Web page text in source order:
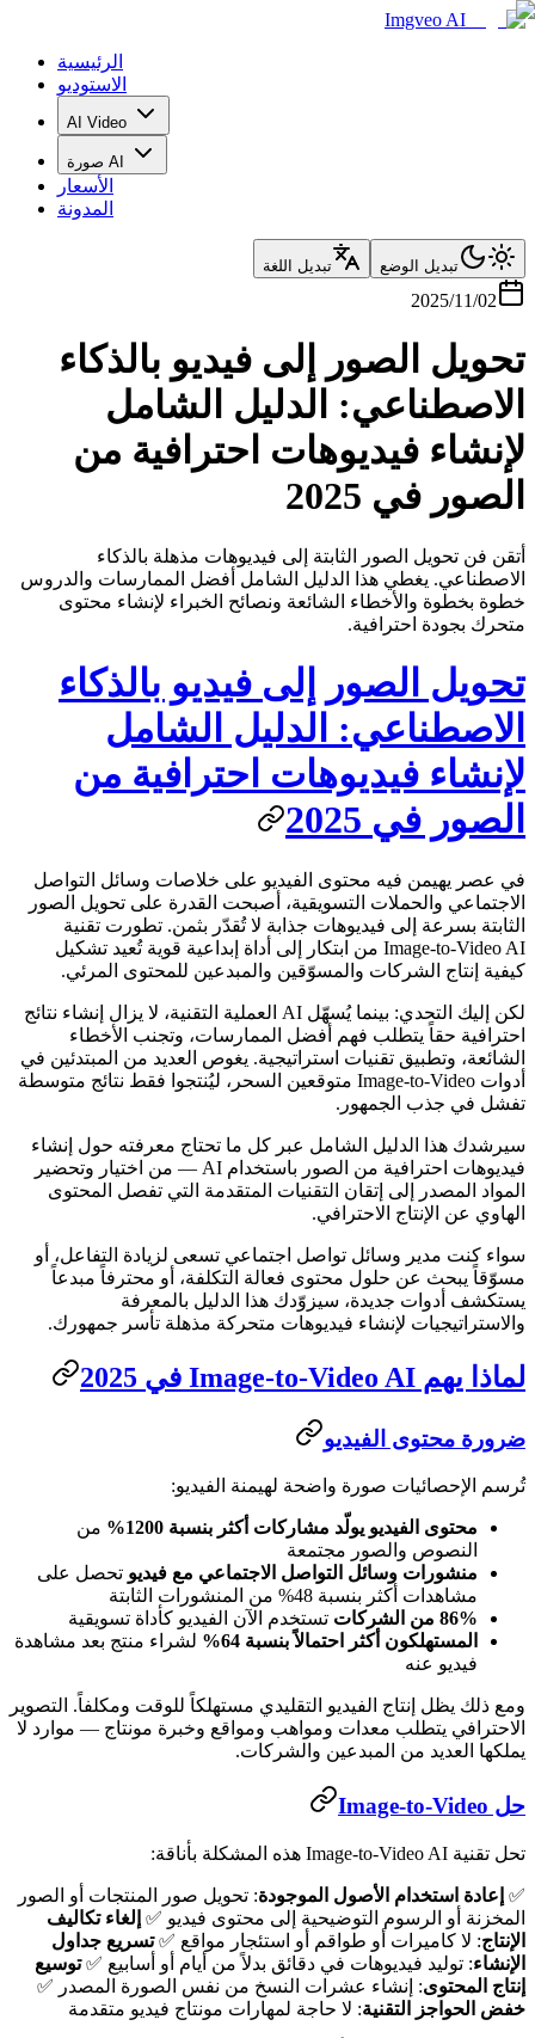
Imgveo AI
الرئيسية
الاستوديو
AI Video
صورة AI
الأسعار
المدونة
تبديل الوضع تبديل اللغة
2025/11/02
تحويل الصور إلى فيديو بالذكاء
الاصطناعي: الدليل الشامل
لإنشاء فيديوهات احترافية من
الصور في 2025
أتقن فن تحويل الصور الثابتة إلى فيديوهات مذهلة بالذكاء
الاصطناعي. يغطي هذا الدليل الشامل أفضل الممارسات والدروس
خطوة بخطوة والأخطاء الشائعة ونصائح الخبراء لإنشاء محتوى
متحرك بجودة احترافية.
تحويل الصور إلى فيديو بالذكاء
الاصطناعي: الدليل الشامل
لإنشاء فيديوهات احترافية من
الصور في 2025
في عصر يهيمن فيه محتوى الفيديو على خلاصات وسائل التواصل
الاجتماعي والحملات التسويقية، أصبحت القدرة على تحويل الصور
الثابتة بسرعة إلى فيديوهات جذابة لا تُقدّر بثمن. تطورت تقنية
Image-to-Video AI من ابتكار إلى أداة إبداعية قوية تُعيد تشكيل
كيفية إنتاج الشركات والمسوّقين والمبدعين للمحتوى المرئي.
لكن إليك التحدي: بينما يُسهّل AI العملية التقنية، لا يزال إنشاء نتائج
احترافية حقاً يتطلب فهم أفضل الممارسات، وتجنب الأخطاء
الشائعة، وتطبيق تقنيات استراتيجية. يغوص العديد من المبتدئين في
أدوات Image-to-Video متوقعين السحر، ليُنتجوا فقط نتائج متوسطة
تفشل في جذب الجمهور.
سيرشدك هذا الدليل الشامل عبر كل ما تحتاج معرفته حول إنشاء
فيديوهات احترافية من الصور باستخدام AI — من اختيار وتحضير
المواد المصدر إلى إتقان التقنيات المتقدمة التي تفصل المحتوى
الهاوي عن الإنتاج الاحترافي.
سواء كنت مدير وسائل تواصل اجتماعي تسعى لزيادة التفاعل، أو
مسوّقاً يبحث عن حلول محتوى فعالة التكلفة، أو محترفاً مبدعاً
يستكشف أدوات جديدة، سيزوّدك هذا الدليل بالمعرفة
والاستراتيجيات لإنشاء فيديوهات متحركة مذهلة تأسر جمهورك.
لماذا يهم Image-to-Video AI في 2025
ضرورة محتوى الفيديو
تُرسم الإحصائيات صورة واضحة لهيمنة الفيديو:
محتوى الفيديو يولّد مشاركات أكثر بنسبة 1200%
من
النصوص والصور مجتمعة
منشورات وسائل التواصل الاجتماعي مع فيديو تحصل على
مشاهدات أكثر بنسبة 48% من المنشورات الثابتة
86% من الشركات
تستخدم الآن الفيديو كأداة تسويقية
المستهلكون أكثر احتمالاً بنسبة 64%
لشراء منتج بعد مشاهدة
فيديو عنه
ومع ذلك يظل إنتاج الفيديو التقليدي مستهلكاً للوقت ومكلفاً. التصوير
الاحترافي يتطلب معدات ومواهب ومواقع وخبرة مونتاج — موارد لا
يملكها العديد من المبدعين والشركات.
حل Image-to-Video
تحل تقنية Image-to-Video AI هذه المشكلة بأناقة:
✅ إعادة استخدام الأصول الموجودة: تحويل صور المنتجات أو الصور
المخزنة أو الرسوم التوضيحية إلى محتوى فيديو ✅ إلغاء تكاليف
الإنتاج: لا كاميرات أو طواقم أو استئجار مواقع ✅تسريع جداول
الإنشاء: توليد فيديوهات في دقائق بدلاً من أيام أو أسابيع ✅توسيع
إنتاج المحتوى: إنشاء عشرات النسخ من نفس الصورة المصدر ✅
خفض الحواجز التقنية: لا حاجة لمهارات مونتاج فيديو متقدمة